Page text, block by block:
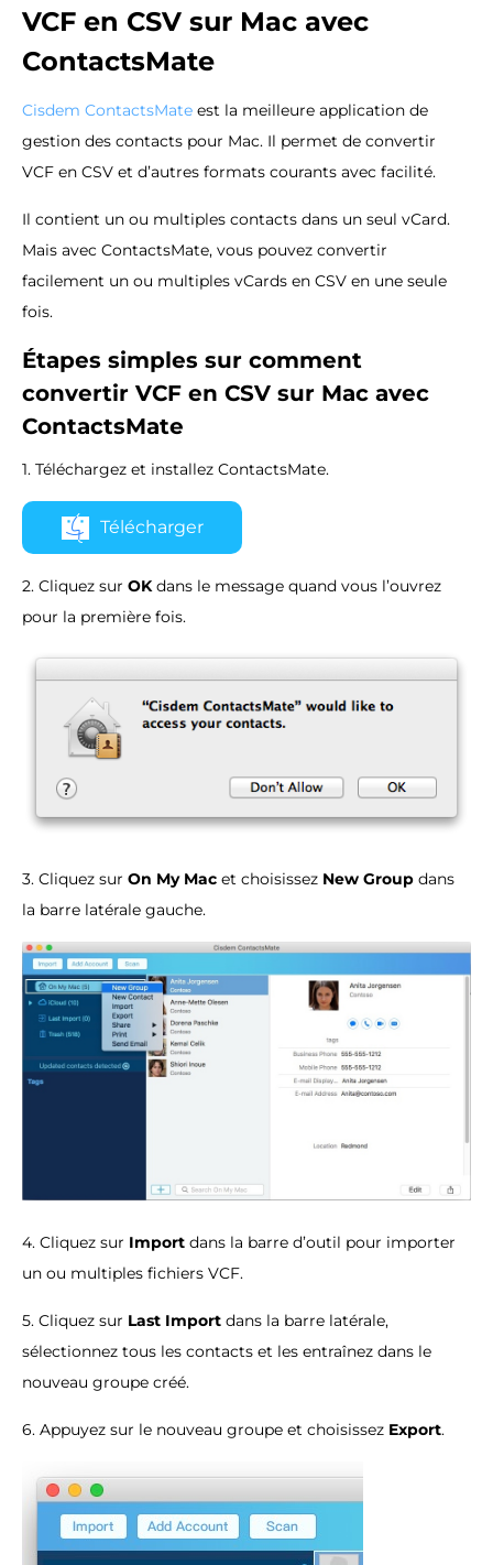
VCF en CSV sur Mac avec
ContactsMate
Cisdem ContactsMate est la meilleure application de
gestion des contacts pour Mac. Il permet de convertir
VCF en CSV et d’autres formats courants avec facilité.
Il contient un ou multiples contacts dans un seul vCard.
Mais avec ContactsMate, vous pouvez convertir
facilement un ou multiples vCards en CSV en une seule
fois.
Étapes simples sur comment
convertir VCF en CSV sur Mac avec
ContactsMate
1. Téléchargez et installez ContactsMate.
Télécharger
2. Cliquez sur OKdans le message quand vous l’ouvrez
pour la première fois.
3. Cliquez sur On My Mac et choisissez New Group dans
la barre latérale gauche.
4. Cliquez sur Import dans la barre d’outil pour importer
un ou multiples fichiers VCF.
5. Cliquez sur Last Import dans la barre latérale,
sélectionnez tous les contacts et les entraînez dans le
nouveau groupe créé.
6. Appuyez sur le nouveau groupe et choisissez Export.